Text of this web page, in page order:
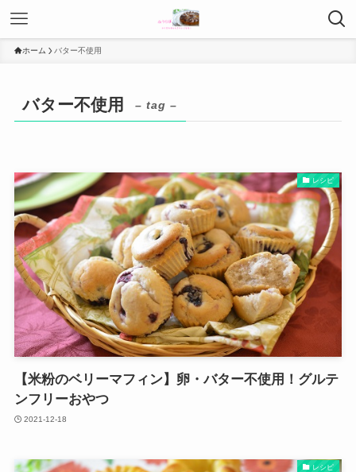
ホーム バター不使用
バター不使用 – tag –
レシピ
【米粉のベリーマフィン】卵・バター不使用！グルテ
ンフリーおやつ
2021-12-18
レシピ